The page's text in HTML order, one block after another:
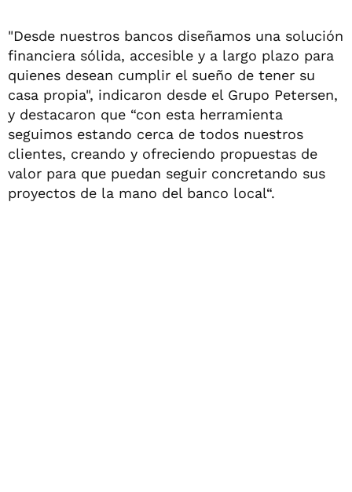
"Desde nuestros bancos diseñamos una solución
financiera sólida, accesible y a largo plazo para
quienes desean cumplir el sueño de tener su
casa propia", indicaron desde el Grupo Petersen,
y destacaron que “con esta herramienta
seguimos estando cerca de todos nuestros
clientes, creando y ofreciendo propuestas de
valor para que puedan seguir concretando sus
proyectos de la mano del banco local“.